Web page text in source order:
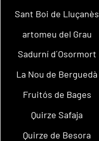
Sant Boi de Lluçanès
artomeu del Grau
Sadurní d´Osormort
La Nou de Berguedà
Fruitós de Bages
Quirze Safaja
Quirze de Besora